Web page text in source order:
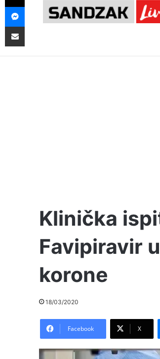
Saturday, 8 August 2026 Politika
Klinička
Favipiravir
korone
18/03/2020
Facebook X
Messenger
Pošalji preko E-Maila